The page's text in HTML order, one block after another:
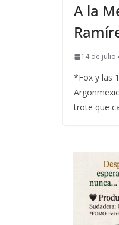
A la
14 de julio
*Fox y las
trote que